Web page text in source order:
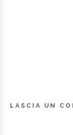
LASCIA UN